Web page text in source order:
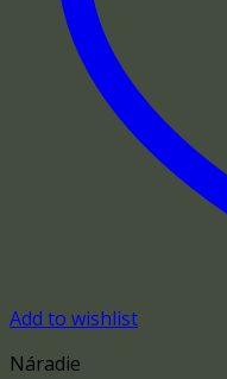
Add to wishlist
Náradie